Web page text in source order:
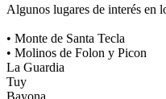
Algunos lugares de interés en
• Monte de Santa Tecla
• Molinos de Folon y Picon
La Guardia
Tuy
Bayona